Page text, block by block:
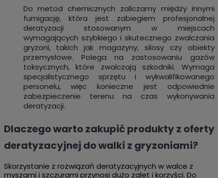
Do metod chemicznych zaliczamy między innymi
fumigację, która jest zabiegiem profesjonalnej
deratyzacji stosowanym w miejscach
wymagających szybkiego i skutecznego zwalczania
gryzoni, takich jak magazyny, silosy czy obiekty
przemysłowe. Polega na zastosowaniu gazów
toksycznych, które zwalczają szkodniki. Wymaga
specjalistycznego sprzętu i wykwalifikowanego
personelu, więc konieczne jest odpowiednie
zabezpieczenie terenu na czas wykonywania
deratyzacji.
Dlaczego warto zakupić produkty z oferty
deratyzacyjnej do walki z gryzoniami?
Skorzystanie z rozwiązań deratyzacyjnych w walce z
myszami i szczurami przynosi dużo zalet i korzyści. Do